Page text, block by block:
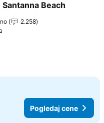
u favorite
Beach
2.258
Pogledaj cene